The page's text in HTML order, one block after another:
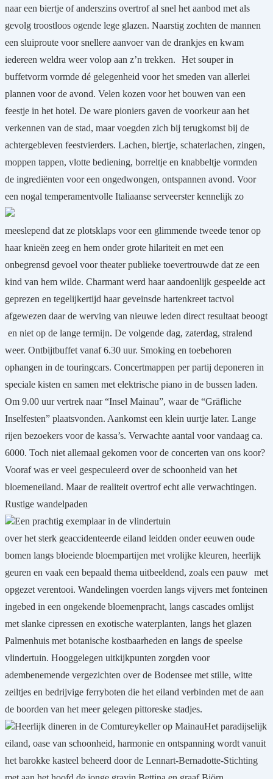
naar een biertje of anderszins overtrof al snel het aanbod met als
gevolg troostloos ogende lege glazen. Naarstig zochten de mannen
een sluiproute voor snellere aanvoer van de drankjes en kwam
iedereen weldra weer volop aan z’n trekken.
Het souper in
buffetvorm vormde dé gelegenheid voor het smeden van allerlei
plannen voor de avond. Velen kozen voor het bouwen van een
feestje in het hotel. De ware pioniers gaven de voorkeur aan het
verkennen van de stad, maar voegden zich bij terugkomst bij de
achtergebleven feestvierders. Lachen, biertje, schaterlachen, zingen,
moppen tappen, vlotte bediening, borreltje en knabbeltje vormden
de ingrediënten voor een ongedwongen, ontspannen avond. Voor
een nogal temperamentvolle Italiaanse serveerster kennelijk zo
meeslepend dat ze plotsklaps voor een glimmende tweede tenor op
haar knieën zeeg en hem onder grote hilariteit en met een
onbegrensd gevoel voor theater publieke toevertrouwde dat ze een
kind van hem wilde. Charmant werd haar aandoenlijk gespeelde act
geprezen en tegelijkertijd haar geveinsde hartenkreet tactvol
afgewezen daar de werving van nieuwe leden direct resultaat beoogt
en niet op de lange termijn. De volgende dag, zaterdag, stralend
weer. Ontbijtbuffet vanaf 6.30 uur. Smoking en toebehoren
ophangen in de touringcars. Concertmappen per partij deponeren in
speciale kisten en samen met elektrische piano in de bussen laden.
Om 9.00 uur vertrek naar “Insel Mainau”, waar de “Gräfliche
Inselfesten” plaatsvonden. Aankomst een klein uurtje later. Lange
rijen bezoekers voor de kassa’s. Verwachte aantal voor vandaag ca.
6000. Toch niet allemaal gekomen voor de concerten van ons koor?
Vooraf was er veel gespeculeerd over de schoonheid van het
bloemeneiland. Maar de realiteit overtrof echt alle verwachtingen.
Rustige wandelpaden
Een prachtig exemplaar in de vlindertuin
over het sterk geaccidenteerde eiland leidden onder eeuwen oude
bomen langs bloeiende bloempartijen met vrolijke kleuren, heerlijk
geuren en vaak een bepaald thema uitbeeldend, zoals een pauw met
opgezet verentooi. Wandelingen voerden langs vijvers met fonteinen
ingebed in een ongekende bloemenpracht, langs cascades omlijst
met slanke cipressen en exotische waterplanten, langs het glazen
Palmenhuis met botanische kostbaarheden en langs de speelse
vlindertuin. Hooggelegen uitkijkpunten zorgden voor
adembenemende vergezichten over de Bodensee met stille, witte
zeiltjes en bedrijvige ferryboten die het eiland verbinden met de aan
de boorden van het meer gelegen pittoreske stadjes.
Heerlijk dineren in de Comtureykeller op MainauHet paradijselijk
eiland, oase van schoonheid, harmonie en ontspanning wordt vanuit
het barokke kasteel beheerd door de Lennart-Bernadotte-Stichting